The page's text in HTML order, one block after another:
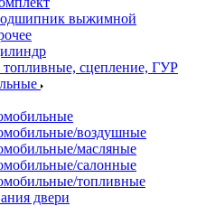
выжимной
сцепление, ГУР
воздушные
масляные
салонные
топливные
двери